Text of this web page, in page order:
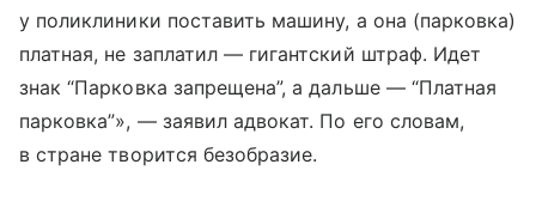
у поликлиники поставить машину, а она (парковка)
платная, не заплатил — гигантский штраф. Идет
знак “Парковка запрещена”, а дальше — “Платная
парковка”», — заявил адвокат. По его словам,
в стране творится безобразие.